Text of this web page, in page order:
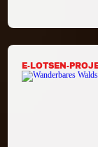
E-LOTSEN-